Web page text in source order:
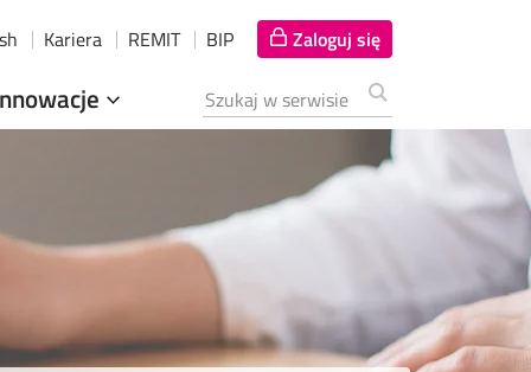
Szukana fraza
Zaloguj się
Kariera REMIT BIP